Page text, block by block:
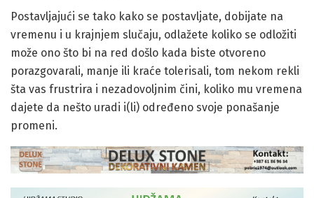
Postavljajući se tako kako se postavljate, dobijate na
vremenu i u krajnjem slučaju, odlažete koliko se odložiti
može ono što bi na red došlo kada biste otvoreno
porazgovarali, manje ili kraće tolerisali, tom nekom rekli
šta vas frustrira i nezadovoljnim čini, koliko mu vremena
dajete da nešto uradi i(li) određeno svoje ponašanje
promeni.